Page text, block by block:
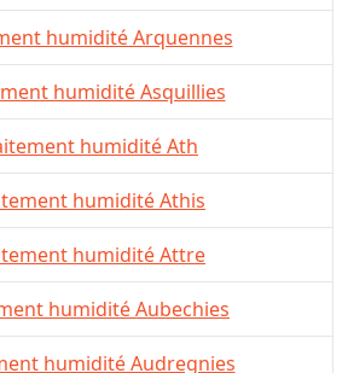
humidité Arquennes
humidité Asquillies
humidité Ath
humidité Athis
humidité Attre
humidité Aubechies
humidité Audregnies